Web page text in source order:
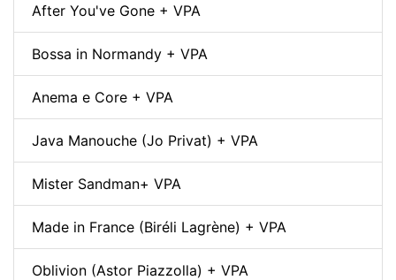
After You've Gone + VPA
Bossa in Normandy + VPA
Anema e Core + VPA
Java Manouche (Jo Privat) + VPA
Mister Sandman+ VPA
Made in France (Biréli Lagrène) + VPA
Oblivion (Astor Piazzolla) + VPA